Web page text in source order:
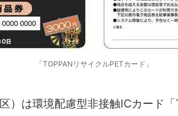
「TOPPANリサイクルPETカード」
）は環境配慮型非接触ICカード「